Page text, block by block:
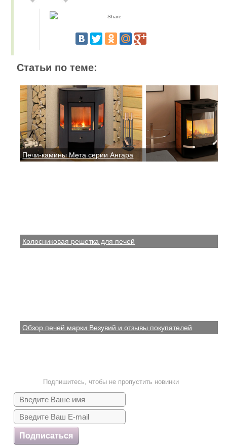
Статьи по теме:
Печи-камины Мета серии Ангара
Колосниковая решетка для печей
Обзор печей марки Везувий и отзывы покупателей
Подпишитесь, чтобы не пропустить новинки
Подписаться